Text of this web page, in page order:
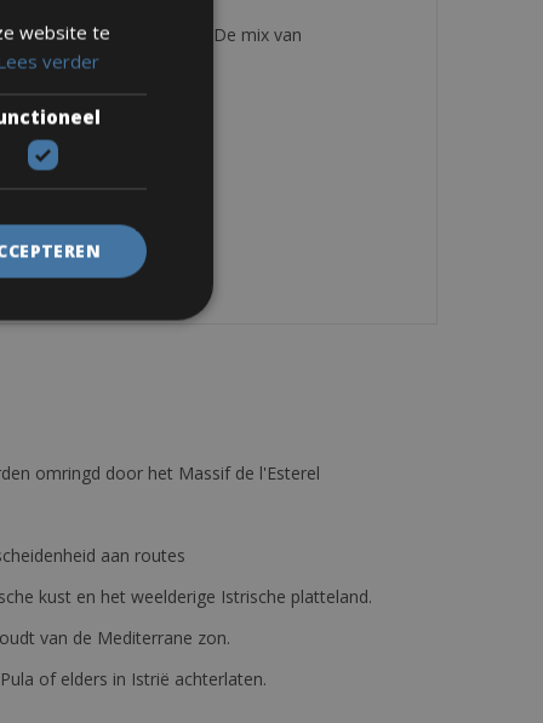
voor alle soorten ritten. De mix van
omringd door het Massif de l'Esterel
aan routes
kust en het weelderige Istrische platteland.
van de Mediterrane zon.
of elders in Istrië achterlaten.
website te
verder